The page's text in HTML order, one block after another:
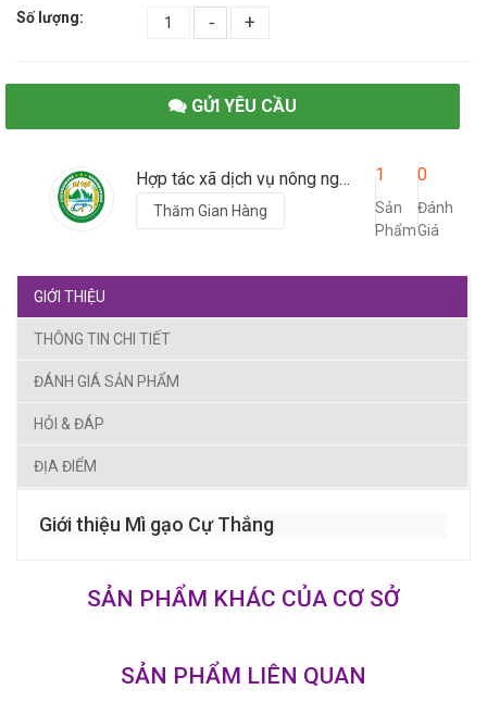
Số lượng: - +
GỬI YÊU CẦU
Hợp tác xã dịch vụ nông nghiệp xã Cự Thắng
Thăm Gian Hàng
1
Sản
Phẩm
0
Đánh
Giá
GIỚI THIỆU
THÔNG TIN CHI TIẾT
ĐÁNH GIÁ SẢN PHẨM
HỎI & ĐÁP
ĐỊA ĐIỂM
Giới thiệu Mì gạo Cự Thắng
SẢN PHẨM KHÁC CỦA CƠ SỞ
SẢN PHẨM LIÊN QUAN